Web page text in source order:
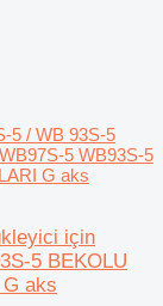
5 / WB 93S-5
5 WB93S-5
G aks
için
5 BEKOLU
aks